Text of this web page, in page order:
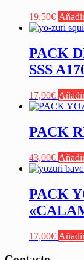
19,50€
PACK
SSS
17,90€
PACK
43,00€
PACK
17,00€